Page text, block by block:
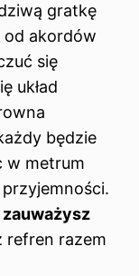
gratkę
od akordów
się
układ
będzie
w metrum
refren razem